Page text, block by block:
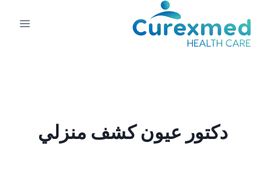
المحتوى
دكتور عيون كشف منزلي